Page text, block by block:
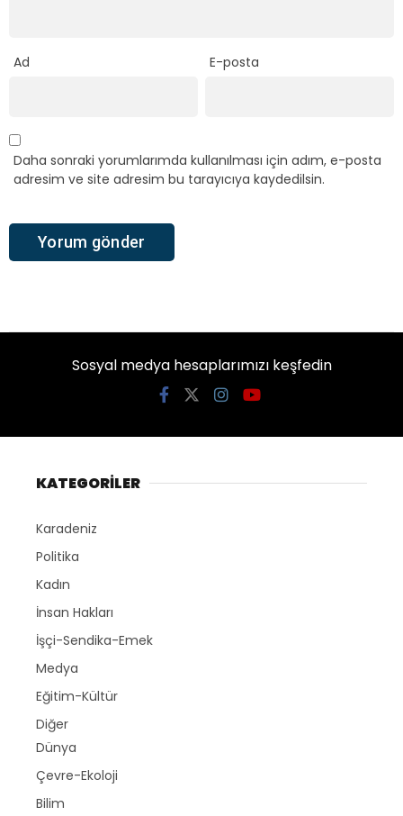
Ad E-posta
Daha sonraki yorumlarımda kullanılması için adım, e-posta
adresim ve site adresim bu tarayıcıya kaydedilsin.
Sosyal medya hesaplarımızı keşfedin
KATEGORİLER
Karadeniz
Politika
Kadın
İnsan Hakları
İşçi-Sendika-Emek
Medya
Eğitim-Kültür
Diğer
Dünya
Çevre-Ekoloji
Bilim